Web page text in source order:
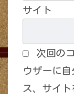
サイト
次回の
ウザーに
ス、サイト